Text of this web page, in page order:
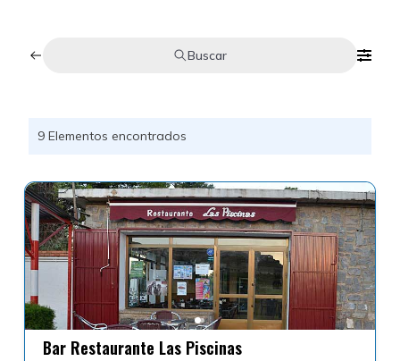
Buscar
9 Elementos encontrados
Bar Restaurante Las Piscinas